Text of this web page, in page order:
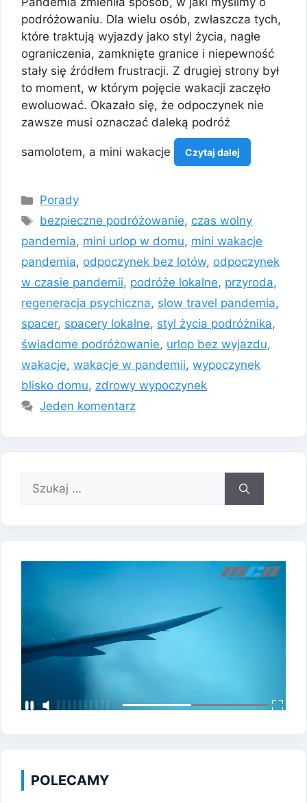
podróżowaniu. Dla wielu osób, zwłaszcza tych,
które traktują wyjazdy jako styl życia, nagłe
ograniczenia, zamknięte granice i niepewność
stały się źródłem frustracji. Z drugiej strony był
to moment, w którym pojęcie wakacji zaczęło
ewoluować. Okazało się, że odpoczynek nie
zawsze musi oznaczać daleką podróż
samolotem, a mini wakacje Czytaj dalej
Kategorie
Porady
Tagi
bezpieczne podróżowanie, czas wolny
pandemia, mini urlop w domu, mini wakacje
pandemia, odpoczynek bez lotów, odpoczynek
w czasie pandemii, podróże lokalne, przyroda,
regeneracja psychiczna, slow travel pandemia,
spacer, spacery lokalne, styl życia podróżnika,
świadome podróżowanie, urlop bez wyjazdu,
wakacje, wakacje w pandemii, wypoczynek
blisko domu, zdrowy wypoczynek
Jeden komentarz
Szukaj:
POLECAMY